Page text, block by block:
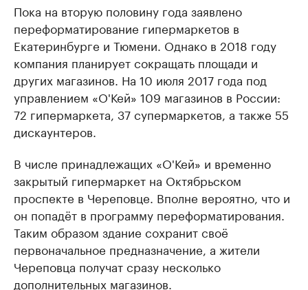
Пока на вторую половину года заявлено
переформатирование гипермаркетов в
Екатеринбурге и Тюмени. Однако в 2018 году
компания планирует сокращать площади и
других магазинов. На 10 июля 2017 года под
управлением «О'Кей» 109 магазинов в России:
72 гипермаркета, 37 супермаркетов, а также 55
дискаунтеров.
В числе принадлежащих «О'Кей» и временно
закрытый гипермаркет на Октябрьском
проспекте в Череповце. Вполне вероятно, что и
он попадёт в программу переформатирования.
Таким образом здание сохранит своё
первоначальное предназначение, а жители
Череповца получат сразу несколько
дополнительных магазинов.